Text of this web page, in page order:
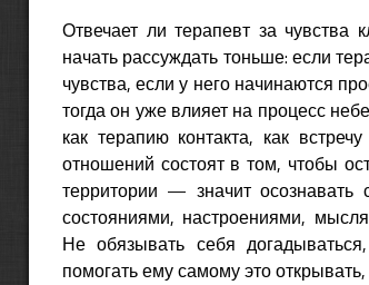
Отвечает ли терапевт за чувства
начать рассуждать тоньше: если
чувства, если у него начинаются
тогда он уже влияет на процесс
как терапию контакта, как
отношений состоят в том, чтобы
территории — значит
состояниями, настроениями,
Не обязывать себя
помогать ему самому это